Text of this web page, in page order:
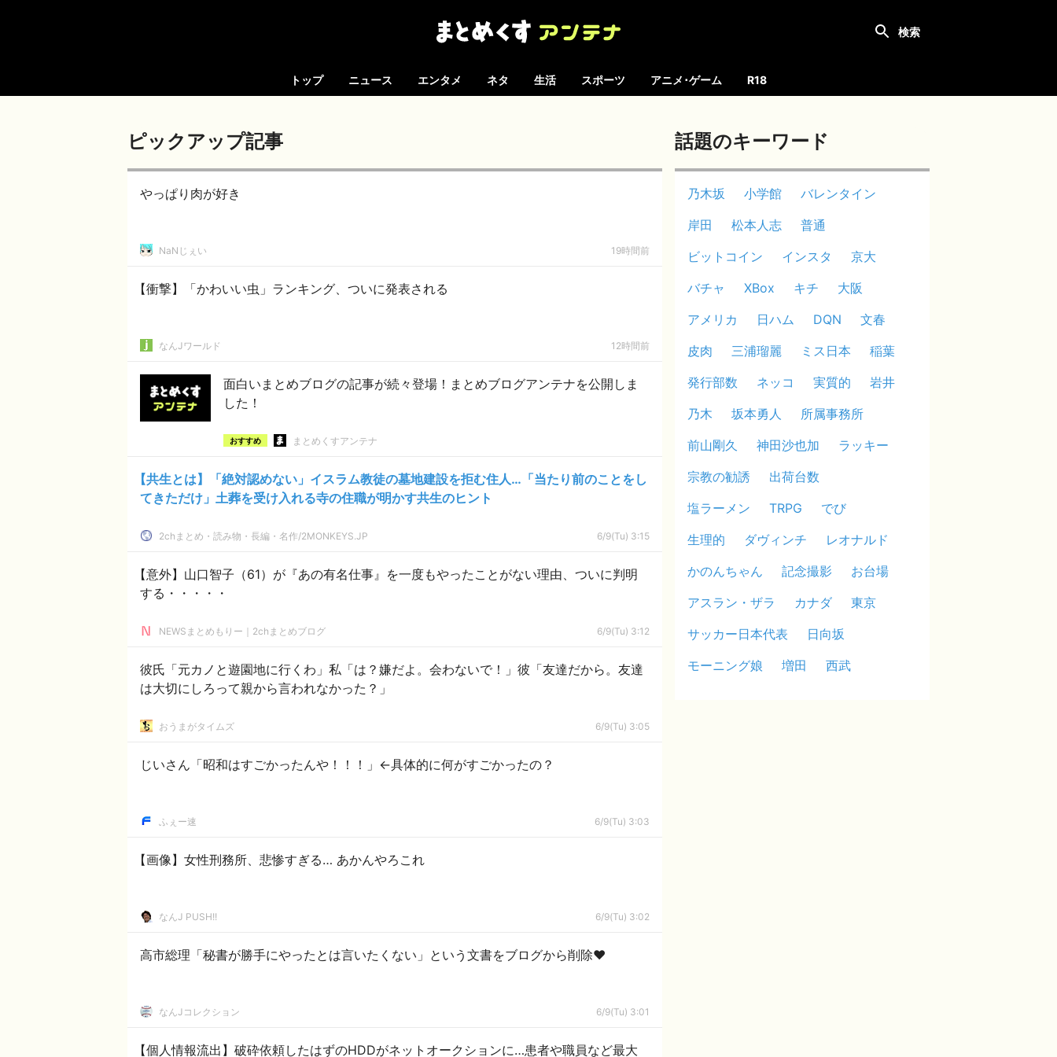
トップ ニュース エンタメ ネタ 生活 スポーツ アニメ･ゲーム R18
ピックアップ記事
やっぱり肉が好き
NaNじぇい 19時間前
【衝撃】「かわいい虫」ランキング、ついに発表される
なんJワールド 12時間前
面白いまとめブログの記事が続々登場！まとめブログアンテナを公開しま
した！
おすすめ まとめくすアンテナ
【共生とは】「絶対認めない」イスラム教徒の墓地建設を拒む住人…「当たり前のことをし
てきただけ」土葬を受け入れる寺の住職が明かす共生のヒント
2chまとめ・読み物・長編・名作/2MONKEYS.JP 6/9(Tu) 3:15
【意外】山口智子（61）が『あの有名仕事』を一度もやったことがない理由、ついに判明
する・・・・・
NEWSまとめもりー｜2chまとめブログ 6/9(Tu) 3:12
彼氏「元カノと遊園地に行くわ」私「は？嫌だよ。会わないで！」彼「友達だから。友達
は大切にしろって親から言われなかった？」
おうまがタイムズ 6/9(Tu) 3:05
じいさん「昭和はすごかったんや！！！」←具体的に何がすごかったの？
ふぇー速 6/9(Tu) 3:03
【画像】女性刑務所、悲惨すぎる… あかんやろこれ
なんJ PUSH!! 6/9(Tu) 3:02
高市総理「秘書が勝手にやったとは言いたくない」という文書をブログから削除♥
なんJコレクション 6/9(Tu) 3:01
【個人情報流出】破砕依頼したはずのHDDがネットオークションに…患者や職員など最大
話題のキーワード
乃木坂 小学館
バレンタイン
岸田
松本人志
普通
ビットコイン
インスタ
京大
バチャ
XBox キチ
大阪
アメリカ
日ハム DQN
文春
皮肉
三浦瑠麗 ミス日本
稲葉
発行部数
ネッコ 実質的
岩井
乃木
坂本勇人
所属事務所
前山剛久
神田沙也加
ラッキー
宗教の勧誘
出荷台数
塩ラーメン
TRPG
でび
生理的
ダヴィンチ
レオナルド
かのんちゃん
記念撮影
お台場
アスラン・ザラ
カナダ
東京
サッカー日本代表
日向坂
モーニング娘
増田 西武